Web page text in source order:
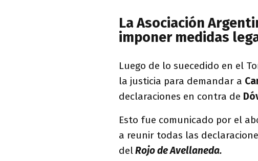
La Asociación
imponer medidas
Luego de lo suecedido en el
la justicia para demandar a
declaraciones en contra de
Esto fue comunicado por el
a reunir todas las
delRojo de Avellaneda.